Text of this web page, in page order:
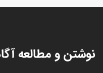
نوشتن و مطالعه